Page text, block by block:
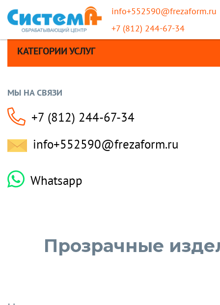
info+552590@frezaform.ru
+7 (812) 244-67-34
КАТЕГОРИИ УСЛУГ
МЫ НА СВЯЗИ
+7 (812) 244-67-34
info+552590@frezaform.ru
Whatsapp
Прозрачные